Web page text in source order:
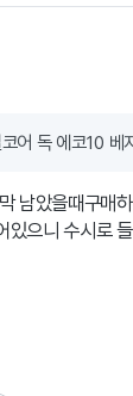
어 독 에코10 베
남았을때구매
있으니 수시로